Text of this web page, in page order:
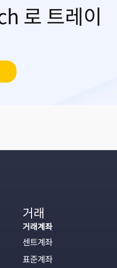
로 트레이
거래
거래계좌
센트계좌
표준계좌